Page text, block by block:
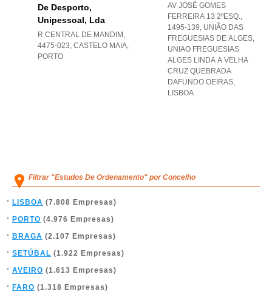
De Desporto,
Unipessoal, Lda
R CENTRAL DE MANDIM,
4475-023, CASTELO MAIA,
PORTO
AV JOSÉ GOMES
FERREIRA 13 2ºESQ.,
1495-139, UNIÃO DAS
FREGUESIAS DE ALGES,
UNIAO FREGUESIAS
ALGES LINDA A VELHA
CRUZ QUEBRADA
DAFUNDO OEIRAS,
LISBOA
Filtrar "Estudos De Ordenamento" por Concelho
LISBOA (7.808 Empresas)
PORTO (4.976 Empresas)
BRAGA (2.107 Empresas)
SETÚBAL (1.922 Empresas)
AVEIRO (1.613 Empresas)
FARO (1.318 Empresas)